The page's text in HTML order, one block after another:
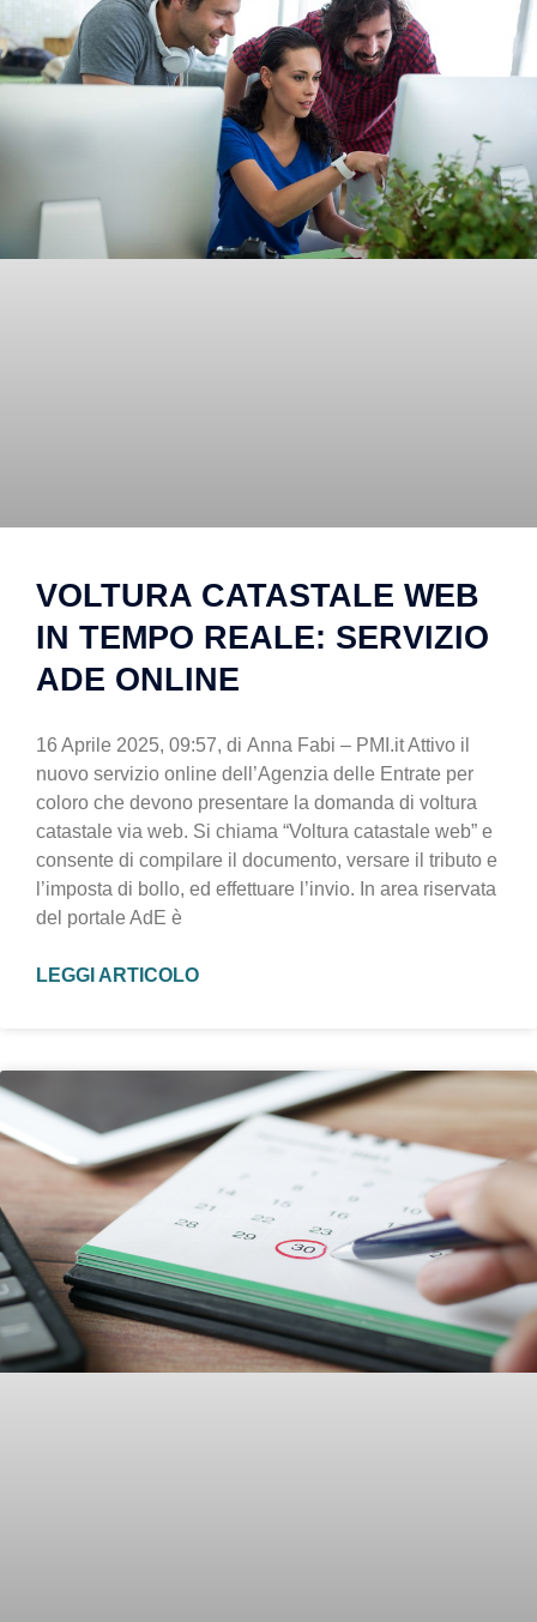
VOLTURA CATASTALE WEB
IN TEMPO REALE: SERVIZIO
ADE ONLINE
16 Aprile 2025, 09:57, di Anna Fabi – PMI.it Attivo il
nuovo servizio online dell’Agenzia delle Entrate per
coloro che devono presentare la domanda di voltura
catastale via web. Si chiama “Voltura catastale web” e
consente di compilare il documento, versare il tributo e
l’imposta di bollo, ed effettuare l’invio. In area riservata
del portale AdE è
LEGGI ARTICOLO